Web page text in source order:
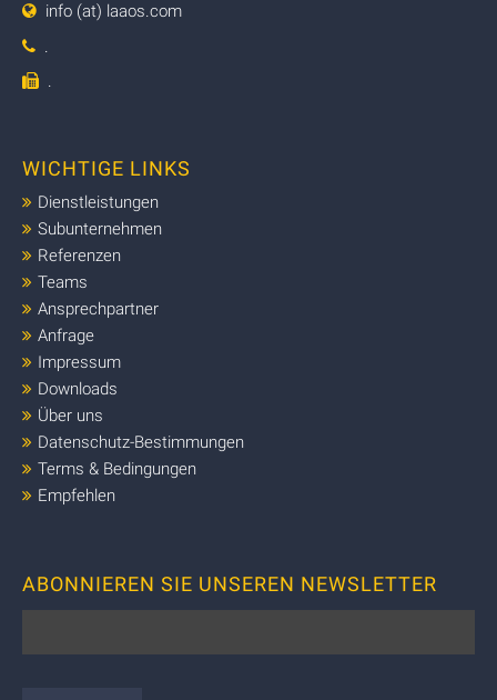
info (at) laaos.com
.
WICHTIGE LINKS
Dienstleistungen
Subunternehmen
Referenzen
Teams
Ansprechpartner
Anfrage
Impressum
Downloads
Über uns
Datenschutz-Bestimmungen
Terms & Bedingungen
Empfehlen
ABONNIEREN SIE UNSEREN NEWSLETTER